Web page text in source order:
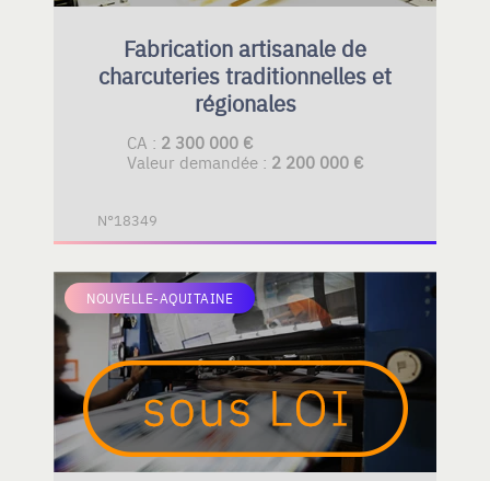
Fabrication artisanale de
charcuteries traditionnelles et
régionales
CA : 2 300 000 €
Valeur demandée : 2 200 000 €
N°18349
NOUVELLE-AQUITAINE